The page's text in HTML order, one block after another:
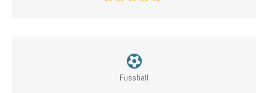
Fussball